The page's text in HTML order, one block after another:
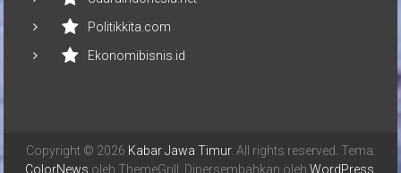
Politikkita.com
Ekonomibisnis.id
Copyright © 2026 Kabar Jawa Timur. All rights reserved. Tema:
ColorNews oleh ThemeGrill. Dipersembahkan oleh WordPress